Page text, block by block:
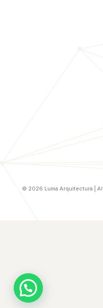
© 2026 Luma Arquitectura |